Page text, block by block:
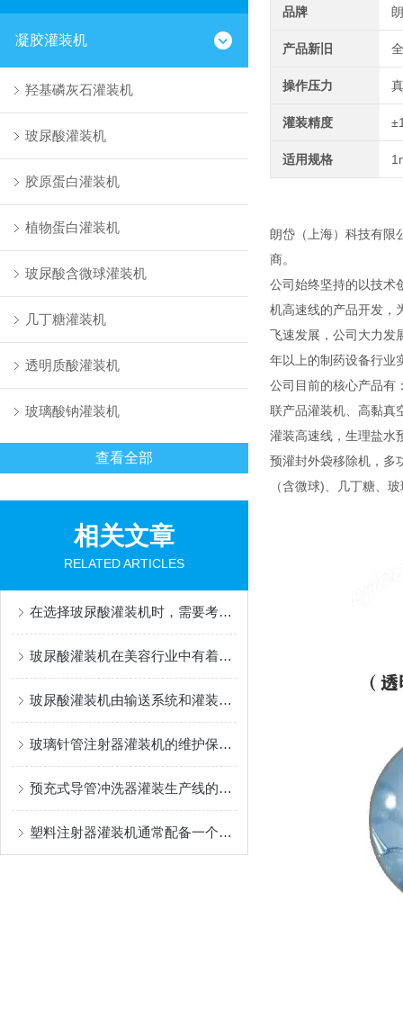
凝胶灌装机
羟基磷灰石灌装机
玻尿酸灌装机
胶原蛋白灌装机
植物蛋白灌装机
玻尿酸含微球灌装机
几丁糖灌装机
透明质酸灌装机
玻璃酸钠灌装机
查看全部
相关文章
RELATED ARTICLES
在选择玻尿酸灌装机时，需要考虑以下几个因素
玻尿酸灌装机在美容行业中有着广泛的应用
玻尿酸灌装机由输送系统和灌装系统组成
玻璃针管注射器灌装机的维护保养方法
预充式导管冲洗器灌装生产线的性能特点
塑料注射器灌装机通常配备一个自动化控制系统
品牌
产品新旧
操作压力
灌装精度
适用规格
朗岱（上海）科技有限
商。
公司始终坚持的以技术
机高速线的产品开发，
飞速发展，公司大力发
年以上的制药设备行业
公司目前的核心产品有
联产品灌装机、高黏真
灌装高速线，生理盐水
预灌封外袋移除机，多
（含微球)、几丁糖、